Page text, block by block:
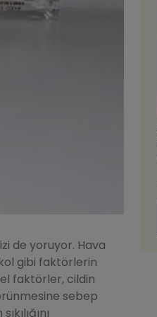
de yoruyor. Hava
gibi faktörlerin
faktörler, cildin
sebep